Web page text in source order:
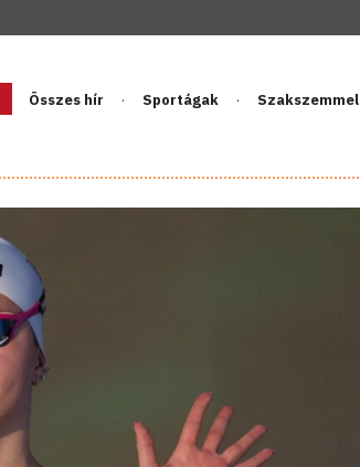
Összes hír Sportágak Szakszemmel